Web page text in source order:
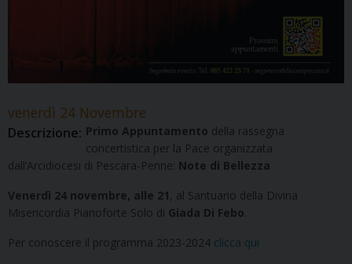
venerdì 24 Novembre
Descrizione: Primo Appuntamento della rassegna
concertistica per la Pace organizzata
dall’Arcidiocesi di Pescara-Penne: Note di Bellezza
Venerdì 24 novembre, alle 21, al Santuario della Divina
Misericordia Pianoforte Solo di Giada Di Febo
Per conoscere il programma 2023-2024 clicca qui